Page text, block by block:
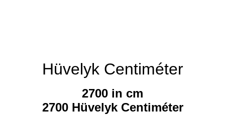
Hüvelyk Centiméter
2700 in cm
2700 Hüvelyk Centiméter